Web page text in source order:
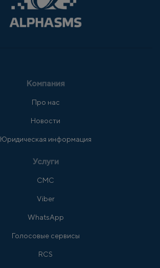
Компания
Про нас
Новости
Юридическая информация
Услуги
СМС
Viber
WhatsApp
Голосовые сервисы
RCS